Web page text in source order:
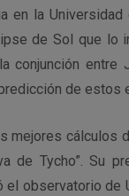
la Universidad
de Sol que lo
conjunción
de estos
mejores cálculos
de Tycho”. Su
observatorio de